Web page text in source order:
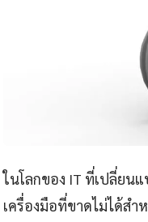
ในโลกของ IT ที่เปลี่ยนแ
เครื่องมือที่ขาดไม่ได้สำ